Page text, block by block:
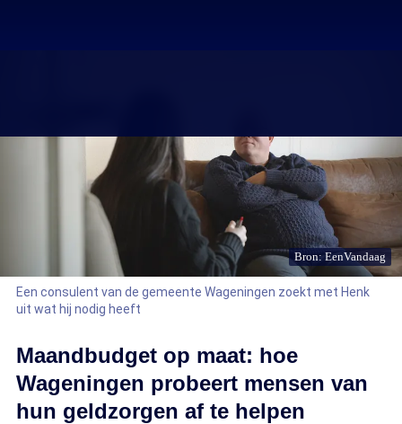
Bron: EenVandaag
Een consulent van de gemeente Wageningen zoekt met Henk
uit wat hij nodig heeft
Maandbudget op maat: hoe
Wageningen probeert mensen van
hun geldzorgen af te helpen